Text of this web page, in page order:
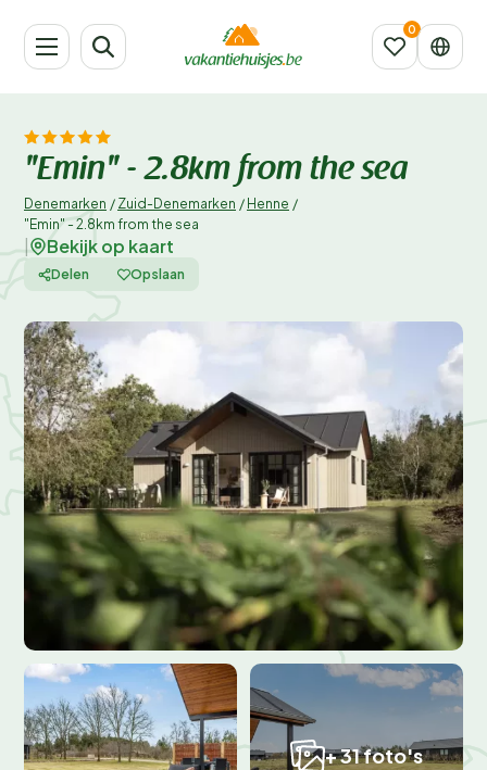
"Emin" - 2.8km from the sea
Denemarken / Zuid-Denemarken / Henne /
"Emin" - 2.8km from the sea
Bekijk op kaart
Delen Opslaan
+ 31 foto's